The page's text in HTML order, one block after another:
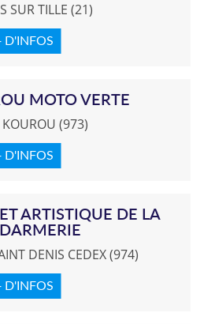
SUR TILLE (21)
D'INFOS
MOTO VERTE
KOUROU (973)
D'INFOS
ARTISTIQUE DE LA
DENIS CEDEX (974)
D'INFOS